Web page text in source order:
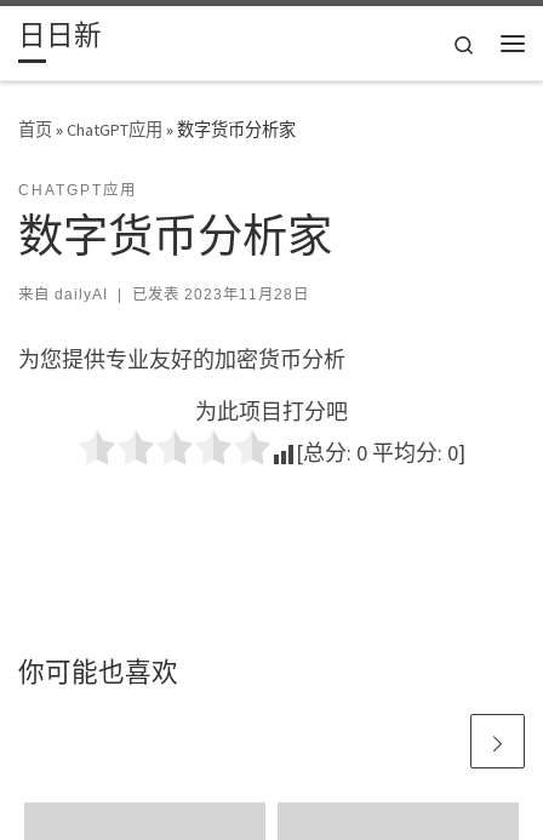
Skip to content
日日新
Search
首页»ChatGPT应用 »数字货币分析家
CHATGPT应用
数字货币分析家
来自 dailyAI | 已发表 2023年11月28日
为您提供专业友好的加密货币分析
为此项目打分吧
[总分: 0 平均分: 0]
你可能也喜欢